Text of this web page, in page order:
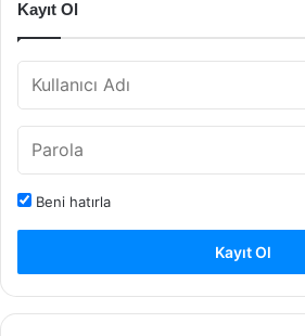
Kayıt Ol
Beni hatırla
Kayıt Ol